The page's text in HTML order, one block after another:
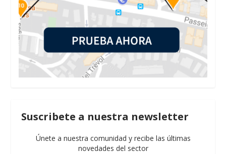
Suscribete a nuestra newsletter
Únete a nuestra comunidad y recibe las últimas
novedades del sector